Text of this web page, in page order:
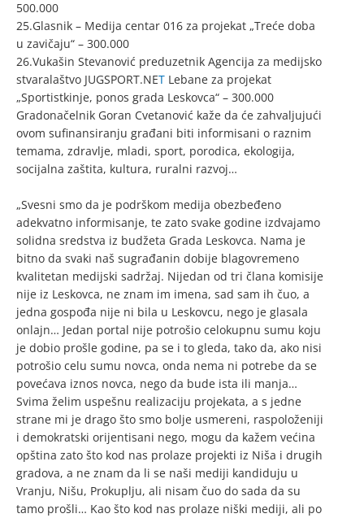
500.000
25.Glasnik – Medija centar 016 za projekat „Treće doba
u zavičaju“ – 300.000
26.Vukašin Stevanović preduzetnik Agencija za medijsko
stvaralaštvo JUGSPORT.NET Lebane za projekat
„Sportistkinje, ponos grada Leskovca“ – 300.000
Gradonačelnik Goran Cvetanović kaže da će zahvaljujući
ovom sufinansiranju građani biti informisani o raznim
temama, zdravlje, mladi, sport, porodica, ekologija,
socijalna zaštita, kultura, ruralni razvoj…
„Svesni smo da je podrškom medija obezbeđeno
adekvatno informisanje, te zato svake godine izdvajamo
solidna sredstva iz budžeta Grada Leskovca. Nama je
bitno da svaki naš sugrađanin dobije blagovremeno
kvalitetan medijski sadržaj. Nijedan od tri člana komisije
nije iz Leskovca, ne znam im imena, sad sam ih čuo, a
jedna gospođa nije ni bila u Leskovcu, nego je glasala
onlajn… Jedan portal nije potrošio celokupnu sumu koju
je dobio prošle godine, pa se i to gleda, tako da, ako nisi
potrošio celu sumu novca, onda nema ni potrebe da se
povećava iznos novca, nego da bude ista ili manja…
Svima želim uspešnu realizaciju projekata, a s jedne
strane mi je drago što smo bolje usmereni, raspoloženiji
i demokratski orijentisani nego, mogu da kažem većina
opština zato što kod nas prolaze projekti iz Niša i drugih
gradova, a ne znam da li se naši mediji kandiduju u
Vranju, Nišu, Prokuplju, ali nisam čuo do sada da su
tamo prošli… Kao što kod nas prolaze niški mediji, ali po